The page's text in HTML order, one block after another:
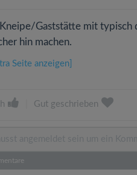
Gaststätte mit typisch
hin machen.
Seite anzeigen]
Gut geschrieben